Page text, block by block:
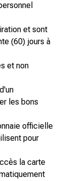
et sont
(60) jours à
et non
les bons
officielle
pour
la carte